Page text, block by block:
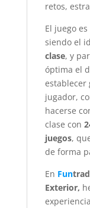
retos,
El juego
siendo el
clase, y
óptima el
establecer
jugador,
hacerse
clase con
juegos,
de forma
En Fun
Exterior,